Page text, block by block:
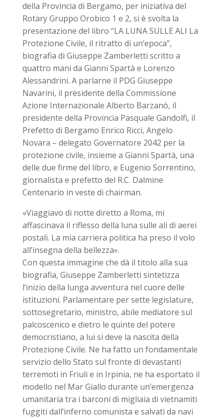
della Provincia di Bergamo, per iniziativa del
Rotary Gruppo Orobico 1 e 2, si è svolta la
presentazione del libro “LA LUNA SULLE ALI La
Protezione Civile, il ritratto di un’epoca”,
biografia di Giuseppe Zamberletti scritto a
quattro mani da Gianni Spartà e Lorenzo
Alessandrini. A parlarne il PDG Giuseppe
Navarini, il presidente della Commissione
Azione Internazionale Alberto Barzanò, il
presidente della Provincia Pasquale Gandolfi, il
Prefetto di Bergamo Enrico Ricci, Angelo
Novara – delegato Governatore 2042 per la
protezione civile, insieme a Gianni Spartà, una
delle due firme del libro, e Eugenio Sorrentino,
giornalista e prefetto del R.C. Dalmine
Centenario in veste di chairman.
«Viaggiavo di notte diretto a Roma, mi
affascinava il riflesso della luna sulle ali di aerei
postali. La mia carriera politica ha preso il volo
all’insegna della bellezza».
Con questa immagine che dà il titolo alla sua
biografia, Giuseppe Zamberletti sintetizza
l’inizio della lunga avventura nel cuore delle
istituzioni. Parlamentare per sette legislature,
sottosegretario, ministro, abile mediatore sul
palcoscenico e dietro le quinte del potere
democristiano, a lui si deve la nascita della
Protezione Civile. Ne ha fatto un fondamentale
servizio dello Stato sul fronte di devastanti
terremoti in Friuli e in Irpinia, ne ha esportato il
modello nel Mar Giallo durante un’emergenza
umanitaria tra i barconi di migliaia di vietnamiti
fuggiti dall’inferno comunista e salvati da navi